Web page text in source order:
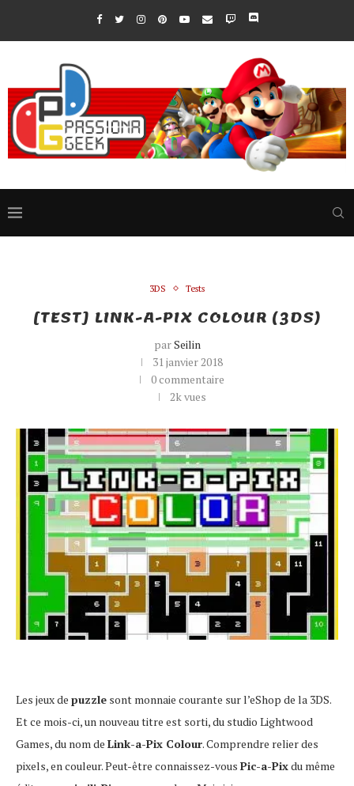
3DS Tests
[TEST] LINK-A-PIX COLOUR (3DS)
parSeilin
31 janvier 2018
0 commentaire
2kvues
Les jeux de puzzle sont monnaie courante sur l’eShop de la 3DS.
Et ce mois-ci, un nouveau titre est sorti, du studio Lightwood
Games, du nom de Link-a-Pix Colour. Comprendre relier des
pixels, en couleur. Peut-être connaissez-vous Pic-a-Pixdu même